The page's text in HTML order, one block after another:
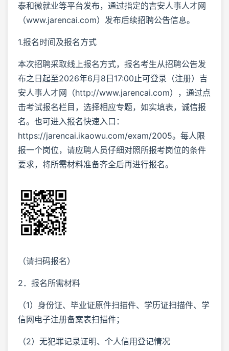
泰和微就业等平台发布，通过指定的吉安人事人才网
（www.jarencai.com）发布后续招聘公告信息。
1.报名时间及报名方式
本次招聘采取线上报名方式，报名考生从招聘公告发
布之日起至2026年6月8日17:00止可登录（注册）吉
安人事人才网（http://www.jarencai.com），通过点
击考试报名栏目，选择相应专题，如实填表，诚信报
名。也可进入报名快速入口：
https://jarencai.ikaowu.com/exam/2005。每人限
报一个岗位，请应聘人员仔细对照所报考岗位的条件
要求，将所需材料准备齐全后再进行报名。
（请扫码报名）
2．报名所需材料
（1）身份证、毕业证原件扫描件、学历证扫描件、学
信网电子注册备案表扫描件；
（2）无犯罪记录证明、个人信用登记情况